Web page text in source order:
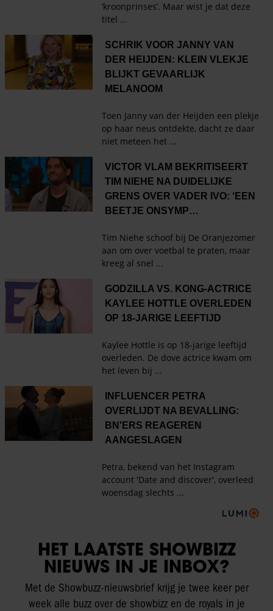
HET LAATSTE SHOWBIZZ
NIEUWS IN JE INBOX?
Met de Showbuzz-nieuwsbrief krijg je twee keer per
week alle buzz over de showbizz en de royals in je